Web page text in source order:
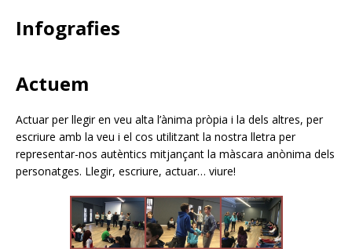
Infografies
Actuem
Actuar per llegir en veu alta l’ànima pròpia i la dels altres, per
escriure amb la veu i el cos utilitzant la nostra lletra per
representar-nos autèntics mitjançant la màscara anònima dels
personatges. Llegir, escriure, actuar… viure!